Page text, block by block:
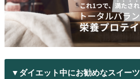
▼ダイエット中にお勧めなスイーツ